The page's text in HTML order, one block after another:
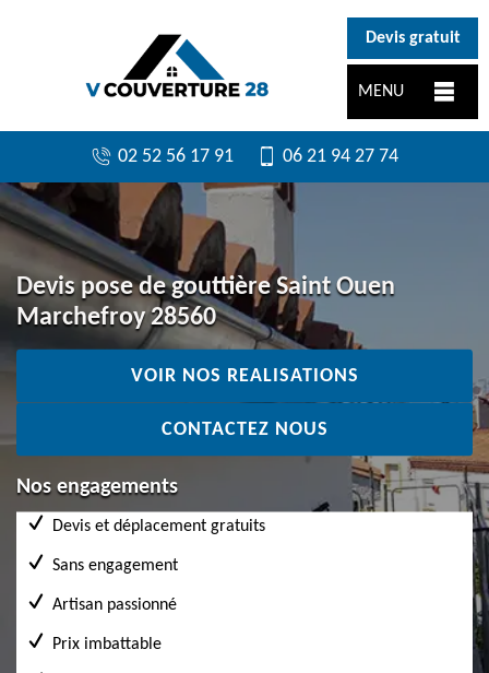
Devis gratuit
MENU
02 52 56 17 91 06 21 94 27 74
Devis pose de gouttière Saint Ouen
Marchefroy 28560
VOIR NOS REALISATIONS
CONTACTEZ NOUS
Nos engagements
Devis et déplacement gratuits
Sans engagement
Artisan passionné
Prix imbattable